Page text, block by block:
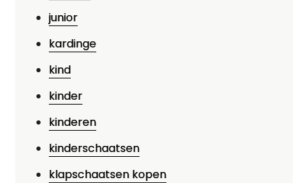
junior
kardinge
kind
kinder
kinderen
kinderschaatsen
klapschaatsen kopen